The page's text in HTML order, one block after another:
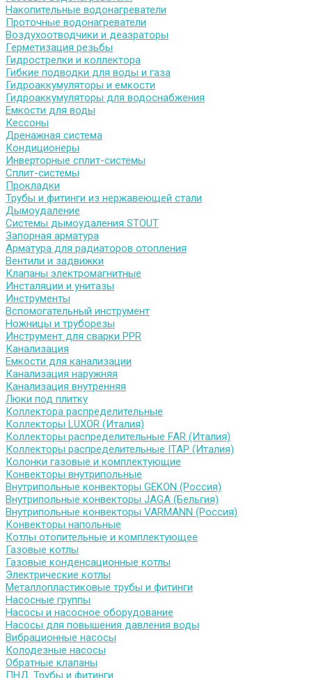
Накопительные водонагреватели
Проточные водонагреватели
Воздухоотводчики и деаэраторы
Герметизация резьбы
Гидрострелки и коллектора
Гибкие подводки для воды и газа
Гидроаккумуляторы и емкости
Гидроаккумуляторы для водоснабжения
Емкости для воды
Кессоны
Дренажная система
Кондиционеры
Инверторные сплит-системы
Сплит-системы
Прокладки
Трубы и фитинги из нержавеющей стали
Дымоудаление
Системы дымоудаления STOUT
Запорная арматура
Арматура для радиаторов отопления
Вентили и задвижки
Клапаны электромагнитные
Инсталяции и унитазы
Инструменты
Вспомогательный инструмент
Ножницы и труборезы
Инструмент для сварки PPR
Канализация
Емкости для канализации
Канализация наружняя
Канализация внутренняя
Люки под плитку
Коллектора распределительные
Коллекторы LUXOR (Италия)
Коллекторы распределительные FAR (Италия)
Коллекторы распределительные ITAP (Италия)
Колонки газовые и комплектующие
Конвекторы внутрипольные
Внутрипольные конвекторы GEKON (Россия)
Внутрипольные конвекторы JAGA (Бельгия)
Внутрипольные конвекторы VARMANN (Россия)
Конвекторы напольные
Котлы отопительные и комплектующее
Газовые котлы
Газовые конденсационные котлы
Электрические котлы
Металлопластиковые трубы и фитинги
Насосные группы
Насосы и насосное оборудование
Насосы для повышения давления воды
Вибрационные насосы
Колодезные насосы
Обратные клапаны
ПНД. Трубы и фитинги